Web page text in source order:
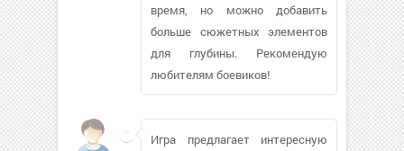
время, но можно добавить
больше сюжетных элементов
для глубины. Рекомендую
любителям боевиков!
Игра предлагает интересную